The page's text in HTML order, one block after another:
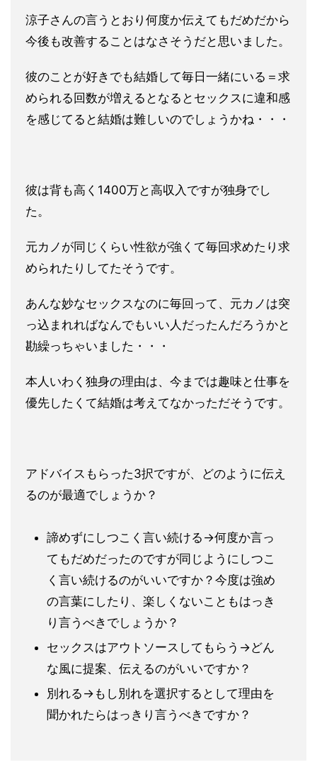
涼子さんの言うとおり何度か伝えてもだめだから
今後も改善するこ とはなさそうだと思いました。
彼のことが好きでも結婚して毎日一緒にいる＝求
められる回数が増 えるとなるとセックスに違和感
を感じてると結婚は難しいのでしょ うかね・・・
彼は背も高く1400万と高収入ですが独身でし
た。
元カノが同じくらい性欲が強くて毎回求めたり求
められたりしてたそうです。
あんな妙なセックスなのに毎回って、元カノは突
っ込ま れればなんでもいい人だったんだろうかと
勘繰っちゃいました・・
・
本人いわく独身の理由は、今までは趣味と仕事を
優先したくて結婚は考えてなかっただそうです。
アドバイスもらった3択ですが、どのように伝え
るのが最適でしょ うか？
諦めずにしつこく言い続ける→何度か言っ
てもだめだったのですが同じようにしつこ
く言い続けるのがいいですか？ 今度は強め
の言葉にしたり、楽しくないこともはっき
り言うべきでしょうか？
セックスはアウトソースしてもらう→どん
な風に提案、伝えるのがいいですか？
別れる→もし別れを選択するとして理由を
聞かれたらはっきり言うべきですか？